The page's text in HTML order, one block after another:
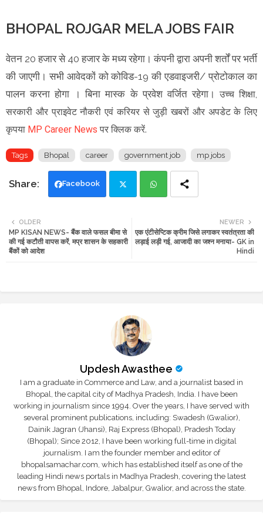
BHOPAL ROJGAR MELA JOBS FAIR
वेतन 20 हजार से 40 हजार के मध्य रहेगा। कंपनी द्वारा अपनी शर्तों पर भर्ती
की जाएगी। सभी आवेदकों को कोविड-19 की एडवाइजरी/ प्रोटोकाल का
पालन करना होगा । बिना मास्क के प्रवेश वर्जित रहेगा। उच्च शिक्षा,
सरकारी और प्राइवेट नौकरी एवं करियर से जुड़ी खबरों और अपडेट के लिए
कृपया MP Career News पर क्लिक करें.
Tags Bhopal career government job mp jobs
Facebook
tte ats
NEWER
एक एंटीसेप्टिक क्रीम जिसे लगाकर स्वतंत्रता की
लड़ाई लड़ी गई, आजादी का जश्न मनाया- GK in
Hindi
OLDER
MP KISAN NEWS- बैंक वाले फसल बीमा से
की गई कटौती वापस करें, मप्र शासन के सहकारी
बैंकों को आदेश
Updesh Awasthee
I am a graduate in Commerce and Law, and a journalist based in
Bhopal, the capital city of Madhya Pradesh, India. I have been
working in journalism since 1994. Over the years, I have served with
several prominent publications, including: Swadesh (Gwalior),
Dainik Jagran (Jhansi), Raj Express (Bhopal), Pradesh Today
(Bhopal); Since 2012, I have been working full-time in digital
journalism. I am the founder member and editor of
bhopalsamachar.com, which has established itself as one of the
leading Hindi news portals in Madhya Pradesh, covering the latest
news from Bhopal, Indore, Jabalpur, Gwalior, and across the state.